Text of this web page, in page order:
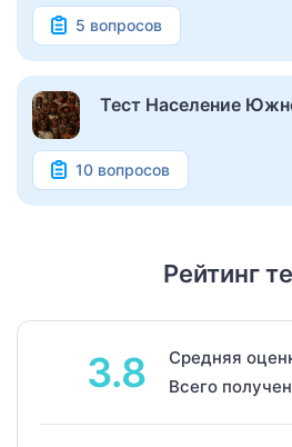
5 вопросов
Тест Население
10 вопросов
Рейтинг
3.8
Средняя
Всего